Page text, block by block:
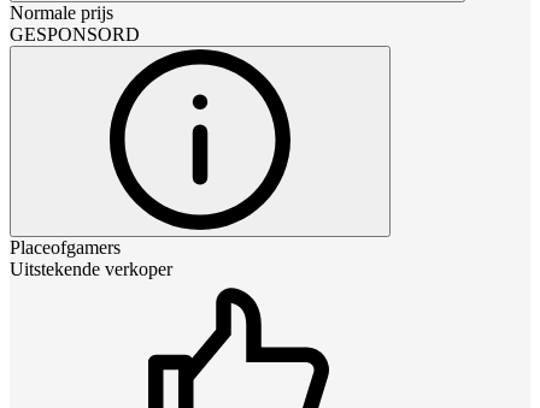
Normale prijs
GESPONSORD
Placeofgamers
Uitstekende verkoper